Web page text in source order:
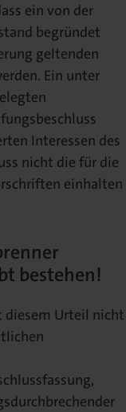
ein von der
begründet
geltenden
Ein unter
Interessen des
nicht die für die
einhalten
bestehen!
diesem Urteil nicht